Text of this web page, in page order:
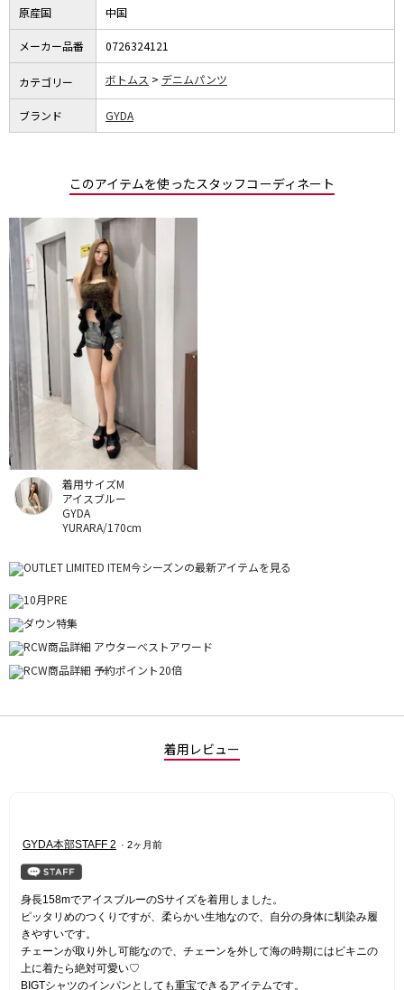
原産国 中国
メーカー品番 0726324121
カテゴリー ボトムス デニムパンツ
ブランド GYDA
このアイテムを使ったスタッフコーディネート
着用サイズM
アイスブルー
GYDA
YURARA/170cm
着用レビュー
5
／
個
で
す。
GYDA本部STAFF 2 · 2ヶ月前
身長158mでアイスブルーのSサイズを着用しました。
ピッタリめのつくりですが、柔らかい生地なので、自分の身体に馴染み履
きやすいです。
チェーンが取り外し可能なので、チェーンを外して海の時期にはビキニの
上に着たら絶対可愛い♡
BIGTシャツのインパンとしても重宝できるアイテムです。